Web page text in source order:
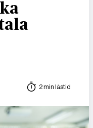
2 min lästid